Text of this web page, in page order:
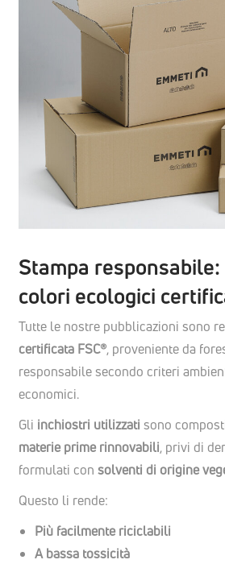
Stampa
colori ecologici
Tutte le nostre pubblicazioni sono
certificata FSC®, proveniente da
responsabile secondo criteri
economici.
Gli inchiostri utilizzati sono
materie prime rinnovabili, privi di
formulati con solventi di origine
Questo li rende:
Più facilmente riciclabili
A bassa tossicità